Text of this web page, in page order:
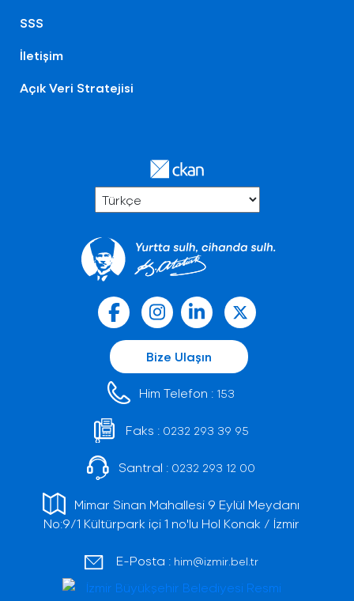
SSS
İletişim
Açık Veri Stratejisi
Bize Ulaşın
Him Telefon : 153
Faks : 0232 293 39 95
Santral : 0232 293 12 00
Mimar Sinan Mahallesi 9 Eylül Meydanı
No:9/1 Kültürpark içi 1 no'lu Hol Konak / İzmir
E-Posta : him@izmir.bel.tr